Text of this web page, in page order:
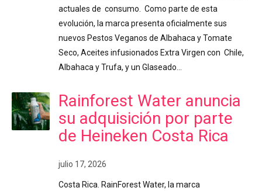
actuales de consumo. Como parte de esta
evolución, la marca presenta oficialmente sus
nuevos Pestos Veganos de Albahaca y Tomate
Seco, Aceites infusionados Extra Virgen con Chile,
Albahaca y Trufa, y un Glaseado…
Rainforest Water anuncia
su adquisición por parte
de Heineken Costa Rica
julio 17, 2026
Costa Rica. RainForest Water, la marca